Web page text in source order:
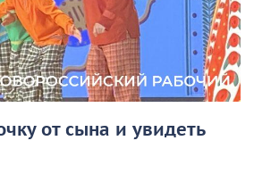
от сына и увидеть